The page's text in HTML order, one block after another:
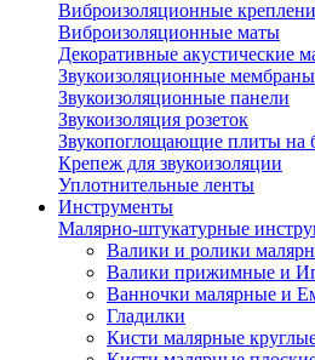
Виброизоляционные
Виброизоляционные маты
Декоративные акустические
Звукоизоляционные мембраны
Звукоизоляционные панели
Звукоизоляция розеток
Звукопоглощающие плиты на
Крепеж для звукоизоляции
Уплотнительные ленты
Инструменты
Малярно-штукатурные
Валики и ролики
Валики прижимные и
Ванночки малярные и
Гладилки
Кисти малярные